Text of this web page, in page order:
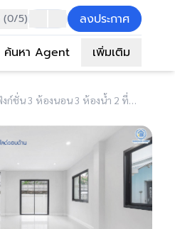
(0/5)
ลงประกาศ
ค้นหา Agent เพิ่มเติม
(B3276) บ้านมือสองตกแต่งใหม่ ม.กฤษดานคร31 ปิ่นเกล้า ติดถนนบรมราชชนนี หลังใหญ่ เนื้อที่ 52.5 ตร.ว. ฟังก์ชั่น 3 ห้องนอน 3 ห้องน้ำ 2 ที่จอดรถ Facility ครบครัน บนทำเลศักยภาพใกล้ทางคู่ขนานลอยฟ้าบรมราชชนนี ม.มหิดล และ เพียง 10 นาทีถึงเซ็นทรัลปิ่นเกล้า